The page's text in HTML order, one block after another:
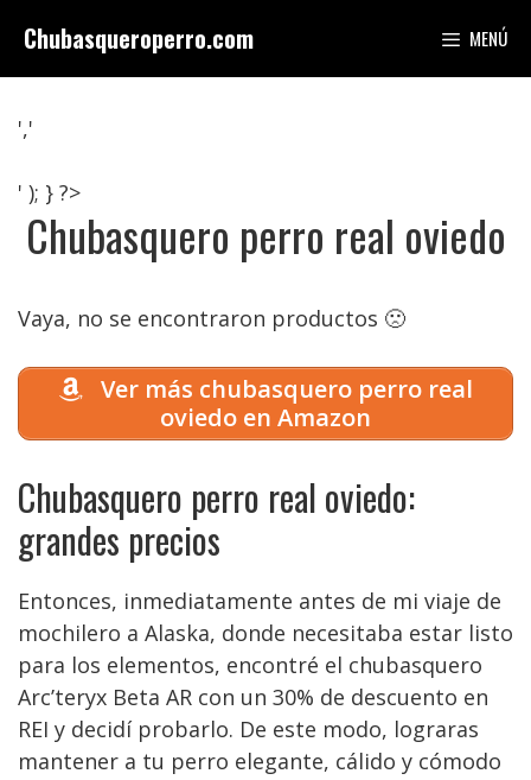
contenido
Chubasqueroperro.com MENÚ
','
' ); } ?>
Chubasquero perro real oviedo
Vaya, no se encontraron productos 🙁
Ver más chubasquero perro real
oviedo en Amazon
Chubasquero perro real oviedo:
grandes precios
Entonces, inmediatamente antes de mi viaje de
mochilero a Alaska, donde necesitaba estar listo
para los elementos, encontré el chubasquero
Arc’teryx Beta AR con un 30% de descuento en
REI y decidí probarlo. De este modo, lograras
mantener a tu perro elegante, cálido y cómodo